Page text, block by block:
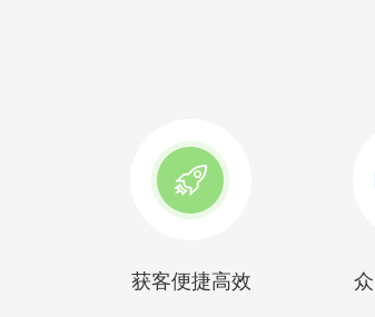
获客便捷高效